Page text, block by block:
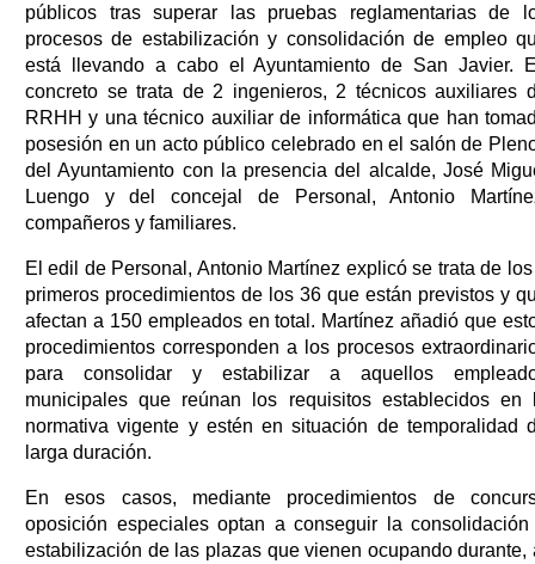
públicos tras superar las pruebas reglamentarias de
procesos de estabilización y consolidación de empleo
está llevando a cabo el Ayuntamiento de San Javier.
concreto se trata de 2 ingenieros, 2 técnicos auxiliares
RRHH y una técnico auxiliar de informática que han
posesión en un acto público celebrado en el salón de
del Ayuntamiento con la presencia del alcalde, José
Luengo y del concejal de Personal, Antonio
compañeros y familiares.
El edil de Personal, Antonio Martínez explicó se trata de
primeros procedimientos de los 36 que están previstos y
afectan a 150 empleados en total. Martínez añadió que
procedimientos corresponden a los procesos
para consolidar y estabilizar a aquellos
municipales que reúnan los requisitos establecidos en
normativa vigente y estén en situación de temporalidad
larga duración.
En esos casos, mediante procedimientos de
oposición especiales optan a conseguir la
estabilización de las plazas que vienen ocupando durante,